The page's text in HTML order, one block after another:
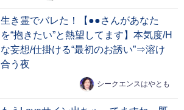
生き霊でバレた！【●●さんがあなた
を“抱きたい”と熱望してます】本気度/H
な妄想/仕掛ける“最初のお誘い”⇒溶け
合う夜
シークエンスはやとも